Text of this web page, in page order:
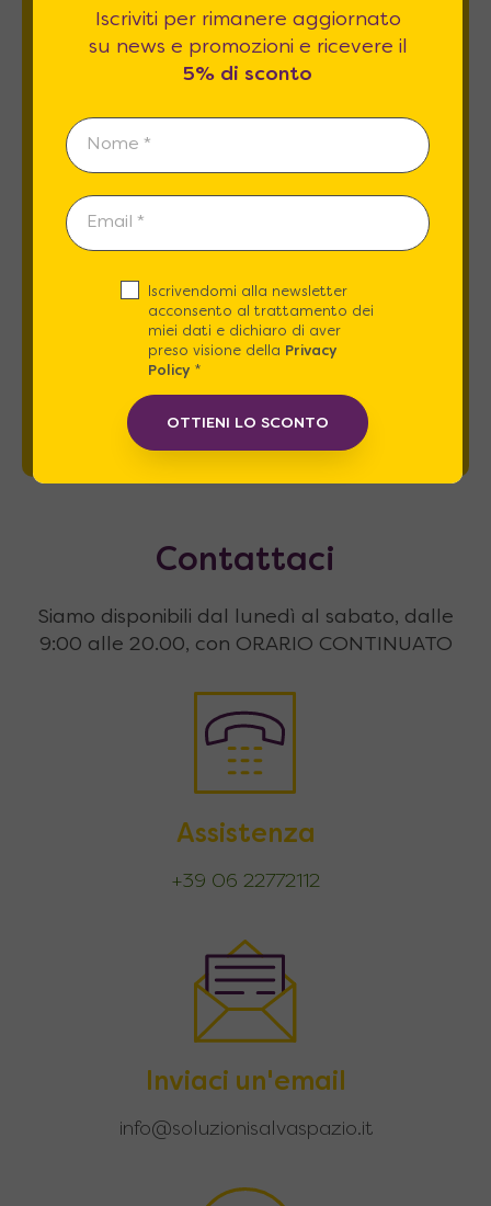
Iscriviti per rimanere aggiornato su news
e promozioni e ricevere il5% di sconto
Esprimo il mio consenso al trattamento dati
relativamente alpunto 2 A e Bdell'informativa
Contattaci
Siamo disponibili dal lunedì al sabato, dalle
9:00 alle 20.00, con ORARIO CONTINUATO
Assistenza
+39 06 22772112
Inviaci un'email
info@soluzionisalvaspazio.it
Iscriviti per rimanere aggiornato
su news e promozioni e ricevere il
5% di sconto
Iscrivendomi alla newsletter
acconsento al trattamento dei
miei dati e dichiaro di aver
preso visione della Privacy
Policy*
OTTIENI LO SCONTO